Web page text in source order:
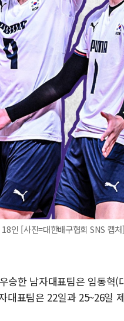
인 [사진=대한배구협회 SNS 캡
승한 남자대표팀은 임동혁(
표팀은 22일과 25~26일